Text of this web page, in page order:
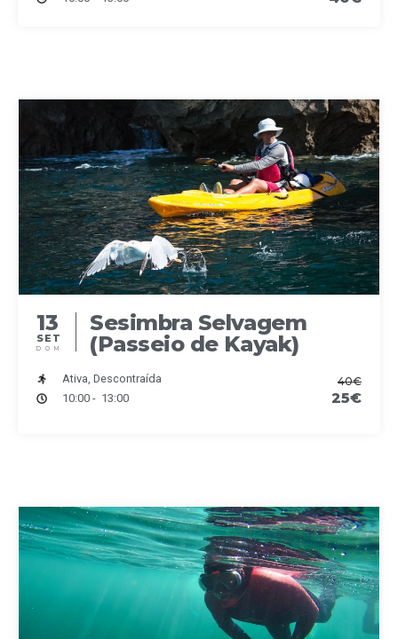
13
SET
DOM
Sesimbra Selvagem
(Passeio de Kayak)
Ativa, Descontraída
10:00 - 13:00
40€
25€